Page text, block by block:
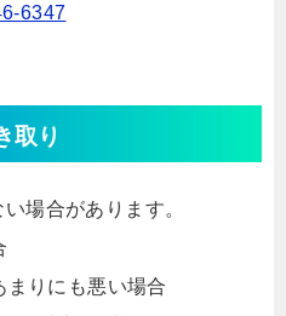
6347
取り
場合があります。
まりにも悪い場合